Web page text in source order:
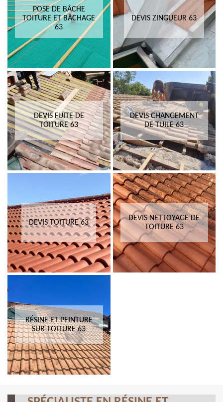
POSE DE BÂCHE
TOITURE ET BÂCHAGE
63
DEVIS ZINGUEUR 63
DEVIS FUITE DE
TOITURE 63
DEVIS CHANGEMENT
DE TUILE 63
DEVIS TOITURE 63
DEVIS NETTOYAGE DE
TOITURE 63
RÉSINE ET PEINTURE
SUR TOITURE 63